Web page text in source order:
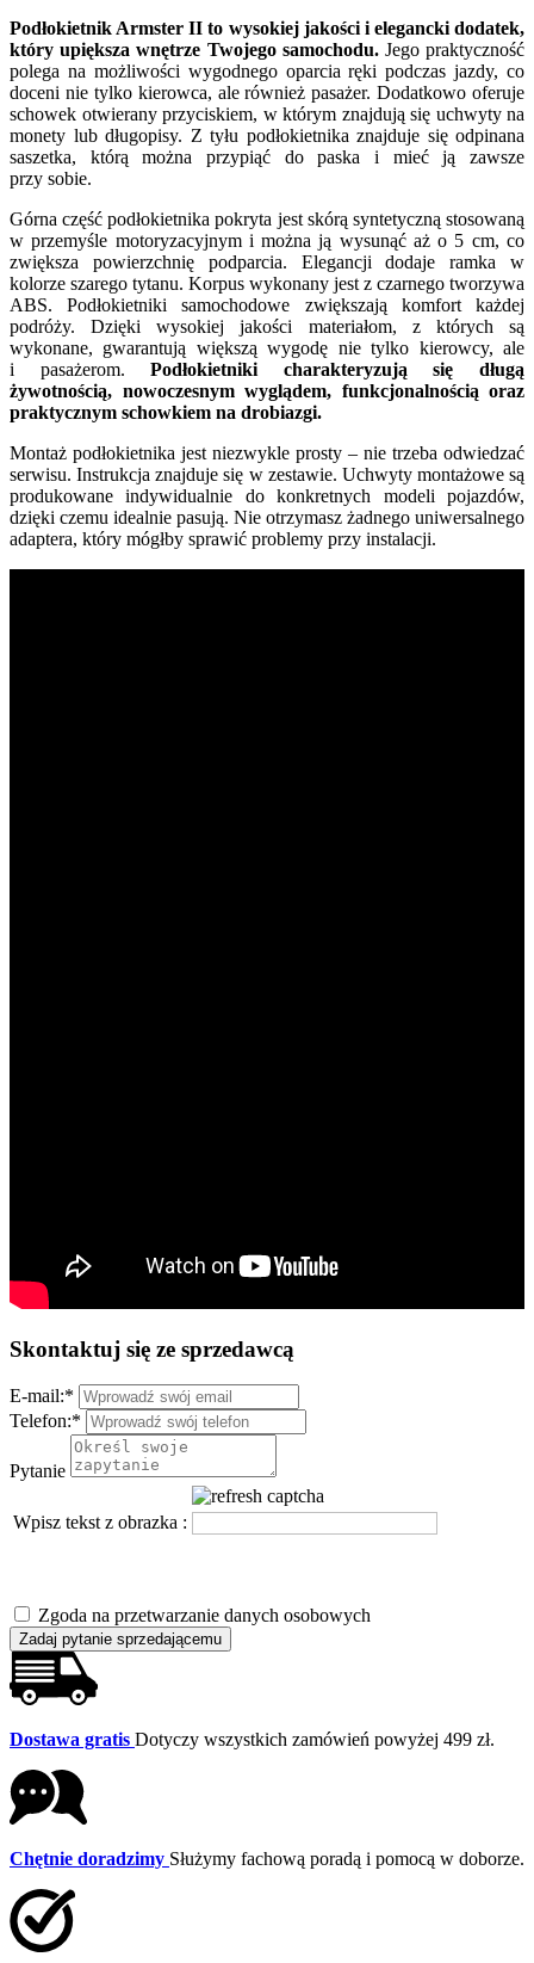
Podłokietnik Armster II to wysokiej jakości i elegancki dodatek,
który upiększa wnętrze Twojego samochodu.Jego praktyczność
polega na możliwości wygodnego oparcia ręki podczas jazdy, co
doceni nie tylko kierowca, ale również pasażer. Dodatkowo oferuje
schowek otwierany przyciskiem, w którym znajdują się uchwyty na
monety lub długopisy. Z tyłu podłokietnika znajduje się odpinana
saszetka, którą można przypiąć do paska i mieć ją zawsze
przy sobie.
Górna część podłokietnika pokryta jest skórą syntetyczną stosowaną
w przemyśle motoryzacyjnym i można ją wysunąć aż o 5 cm, co
zwiększa powierzchnię podparcia. Elegancji dodaje ramka w
kolorze szarego tytanu. Korpus wykonany jest z czarnego tworzywa
ABS. Podłokietniki samochodowe zwiększają komfort każdej
podróży. Dzięki wysokiej jakości materiałom, z których są
wykonane, gwarantują większą wygodę nie tylko kierowcy, ale
i pasażerom.Podłokietniki charakteryzują się długą
żywotnością, nowoczesnym wyglądem, funkcjonalnością oraz
praktycznym schowkiem na drobiazgi.
Montaż podłokietnika jest niezwykle prosty – nie trzeba odwiedzać
serwisu. Instrukcja znajduje się w zestawie. Uchwyty montażowe są
produkowane indywidualnie do konkretnych modeli pojazdów,
dzięki czemu idealnie pasują. Nie otrzymasz żadnego uniwersalnego
adaptera, który mógłby sprawić problemy przy instalacji.
Skontaktuj się ze sprzedawcą
E-mail:*
Telefon:*
Pytanie
Wpisz tekst z obrazka :
Zgoda na przetwarzanie danych osobowych
Zadaj pytanie sprzedającemu
Dostawa gratis Dotyczy wszystkich zamówień powyżej 499 zł.
Chętnie doradzimy Służymy fachową poradą i pomocą w doborze.